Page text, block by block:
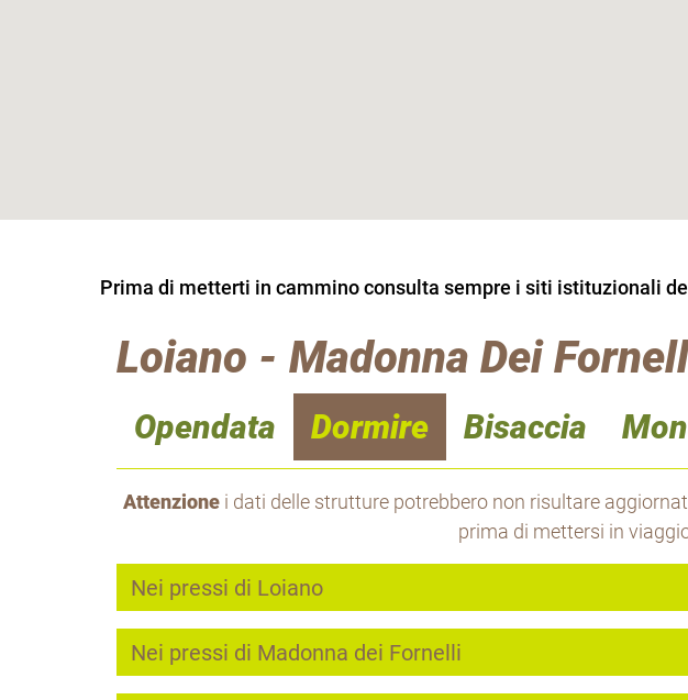
Prima di metterti in cammino consulta sempre i siti istituzionali
Loiano - Madonna Dei
Opendata Dormire Bisaccia
Attenzionei dati delle strutture potrebbero non risultare
prima di mettersi in
Nei pressi di Loiano
Nei pressi di Madonna dei Fornelli